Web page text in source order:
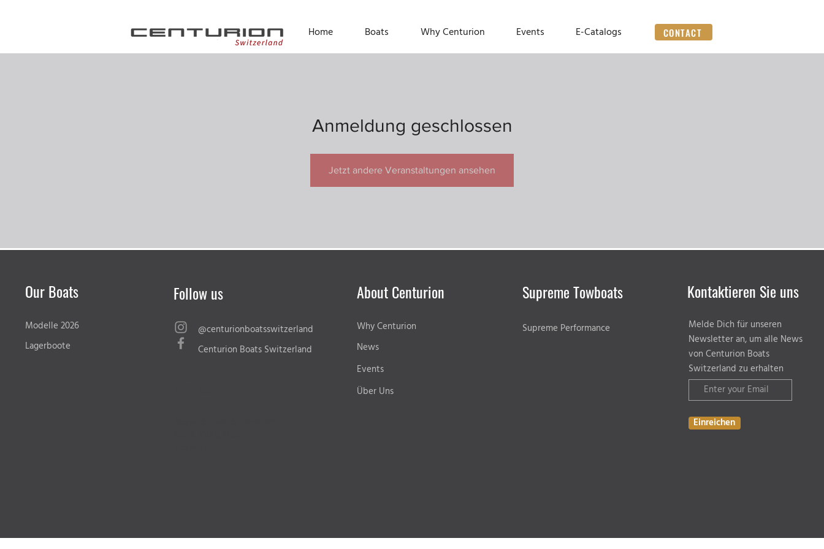
Home Boats Why Centurion Events E-Catalogs CONTACT
Anmeldung geschlossen
Jetzt andere Veranstaltungen ansehen
Our Boats
Modelle 2026
Lagerboote
Follow us
@centurionboatsswitzerland
Centurion Boats Switzerland
About Centurion
Why Centurion
News
Events
Über Uns
Supreme Towboats
Supreme Performance
Kontaktieren Sie uns
Melde Dich für unseren
Newsletter an, um alle News
von Centurion Boats
Switzerland zu erhalten
Einreichen